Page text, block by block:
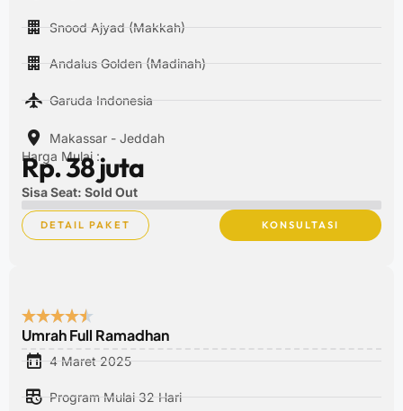
Snood Ajyad (Makkah)
Andalus Golden (Madinah)
Garuda Indonesia
Makassar - Jeddah
Harga Mulai :
Rp. 38 juta
Sisa Seat: Sold Out
DETAIL PAKET KONSULTASI
Umrah Full Ramadhan
4 Maret 2025
Program Mulai 32 Hari